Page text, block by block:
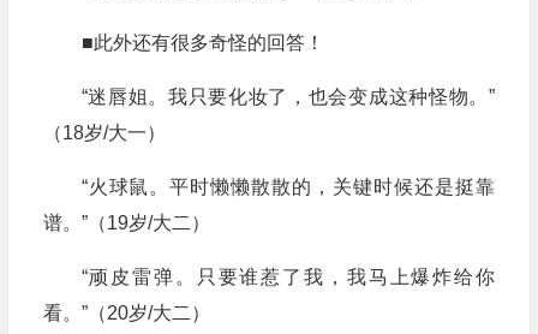
■此外还有很多奇怪的回答！
“迷唇姐。我只要化妆了，也会变成这种怪物。”
（18岁/大一）
“火球鼠。平时懒懒散散的，关键时候还是挺靠
谱。”（19岁/大二）
“顽皮雷弹。只要谁惹了我，我马上爆炸给你
看。”（20岁/大二）